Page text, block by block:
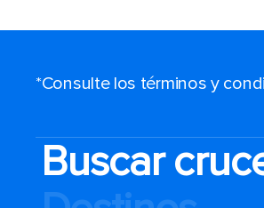
*Consulte los términos y
Buscar